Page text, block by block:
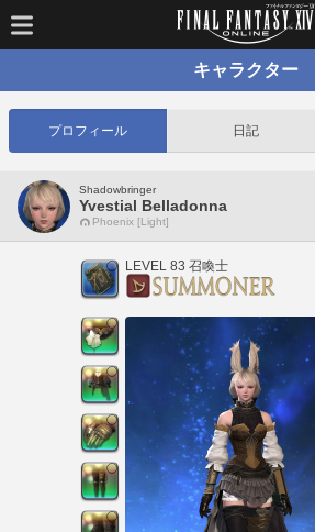
キャラクター
プロフィール 日記
Shadowbringer
Yvestial Belladonna
Phoenix [Light]
LEVEL 83 召喚士